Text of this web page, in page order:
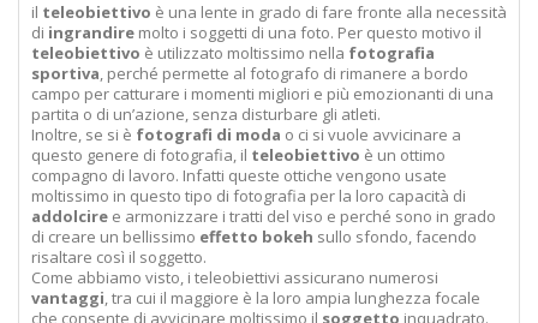
il teleobiettivo è una lente in grado di fare fronte alla necessità
di ingrandire molto i soggetti di una foto. Per questo motivo il
teleobiettivo è utilizzato moltissimo nella fotografia
sportiva, perché permette al fotografo di rimanere a bordo
campo per catturare i momenti migliori e più emozionanti di una
partita o di un’azione, senza disturbare gli atleti.
Inoltre, se si è fotografi di moda o ci si vuole avvicinare a
questo genere di fotografia, il teleobiettivo è un ottimo
compagno di lavoro. Infatti queste ottiche vengono usate
moltissimo in questo tipo di fotografia per la loro capacità di
addolcire e armonizzare i tratti del viso e perché sono in grado
di creare un bellissimo effetto bokeh sullo sfondo, facendo
risaltare così il soggetto.
Come abbiamo visto, i teleobiettivi assicurano numerosi
vantaggi, tra cui il maggiore è la loro ampia lunghezza focale
che consente di avvicinare moltissimo il soggetto inquadrato.